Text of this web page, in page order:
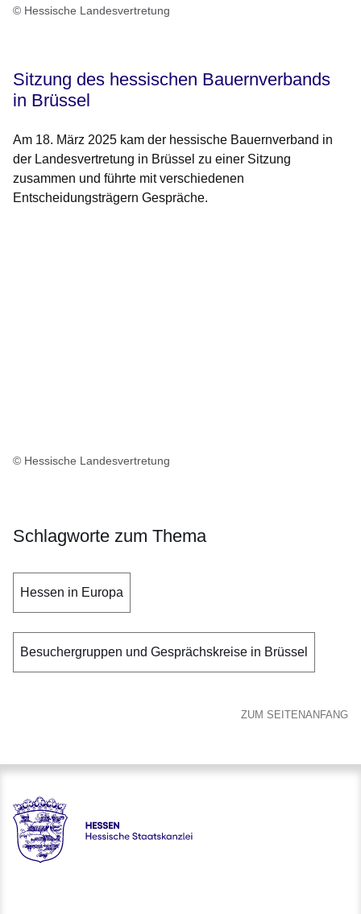
© Hessische Landesvertretung
Sitzung des hessischen Bauernverbands
in Brüssel
Am 18. März 2025 kam der hessische Bauernverband in
der Landesvertretung in Brüssel zu einer Sitzung
zusammen und führte mit verschiedenen
Entscheidungsträgern Gespräche.
© Hessische Landesvertretung
Schlagworte zum Thema
Hessen in Europa
Besuchergruppen und Gesprächskreise in Brüssel
ZUM SEITENANFANG
Hessen - Hessische Staatskanzlei